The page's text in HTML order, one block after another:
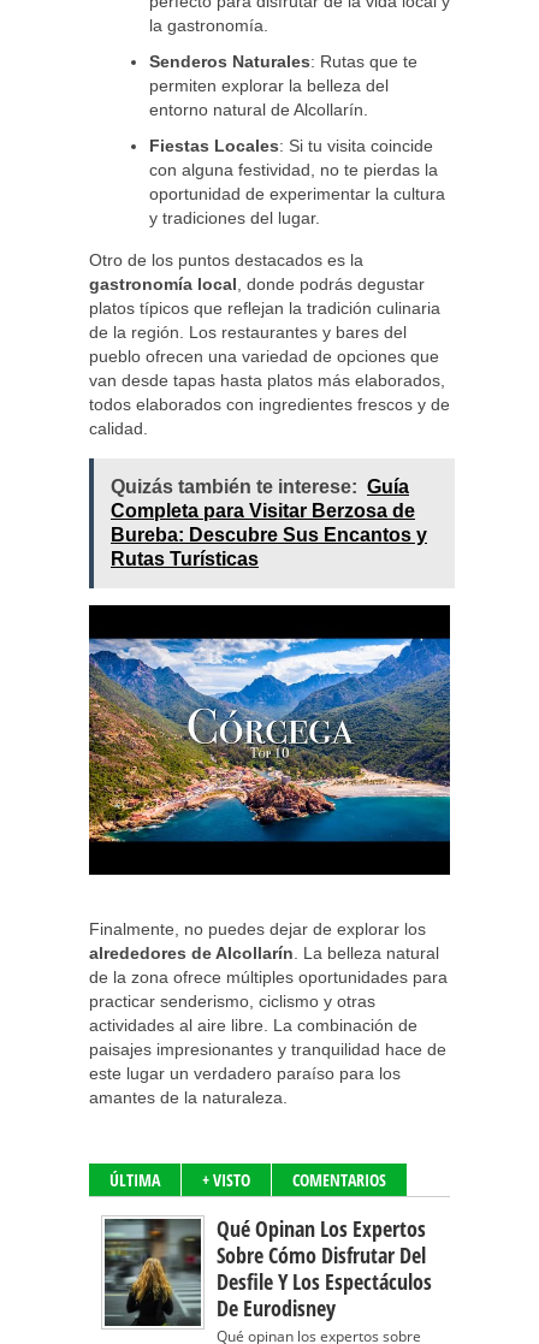
la gastronomía.
Senderos Naturales: Rutas que te
permiten explorar la belleza del
entorno natural de Alcollarín.
Fiestas Locales: Si tu visita coincide
con alguna festividad, no te pierdas la
oportunidad de experimentar la cultura
y tradiciones del lugar.
Otro de los puntos destacados es la
gastronomía local , donde podrás degustar
platos típicos que reflejan la tradición culinaria
de la región. Los restaurantes y bares del
pueblo ofrecen una variedad de opciones que
van desde tapas hasta platos más elaborados,
todos elaborados con ingredientes frescos y de
calidad.
Quizás también te interese: Guía
Completa para Visitar Berzosa de
Bureba: Descubre Sus Encantos y
Rutas Turísticas
Finalmente, no puedes dejar de explorar los
alrededores de Alcollarín . La belleza natural
de la zona ofrece múltiples oportunidades para
practicar senderismo, ciclismo y otras
actividades al aire libre. La combinación de
paisajes impresionantes y tranquilidad hace de
este lugar un verdadero paraíso para los
amantes de la naturaleza.
ÚLTIMA + VISTO COMENTARIOS
Qué Opinan Los Expertos
Sobre Cómo Disfrutar Del
Desfile Y Los Espectáculos
De Eurodisney
Qué opinan los expertos sobre